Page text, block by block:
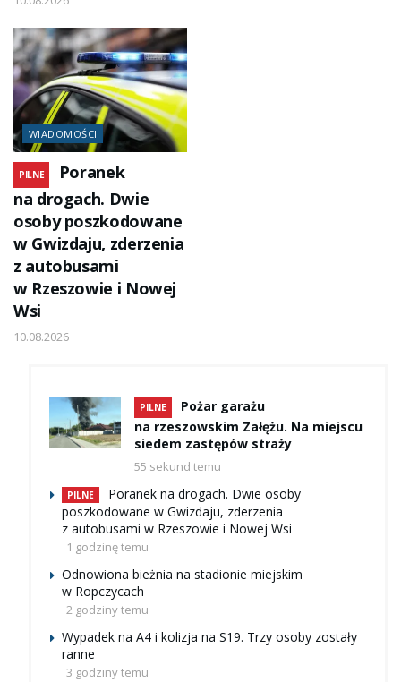
WIADOMOŚCI
PILNE
Poranek
na drogach. Dwie
osoby poszkodowane
w Gwizdaju, zderzenia
z autobusami
w Rzeszowie i Nowej
Wsi
10.08.2026
PILNE
Pożar garażu
na rzeszowskim Załężu. Na miejscu
siedem zastępów straży
55 sekund temu
PILNE
Poranek na drogach. Dwie osoby
poszkodowane w Gwizdaju, zderzenia
z autobusami w Rzeszowie i Nowej Wsi
1 godzinę temu
Odnowiona bieżnia na stadionie miejskim
w Ropczycach
2 godziny temu
Wypadek na A4 i kolizja na S19. Trzy osoby zostały
ranne
3 godziny temu